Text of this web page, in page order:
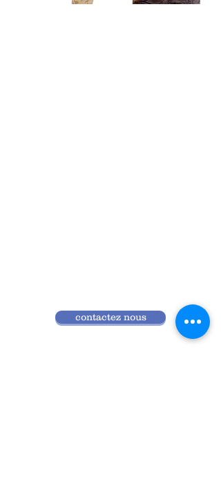
contactez nous